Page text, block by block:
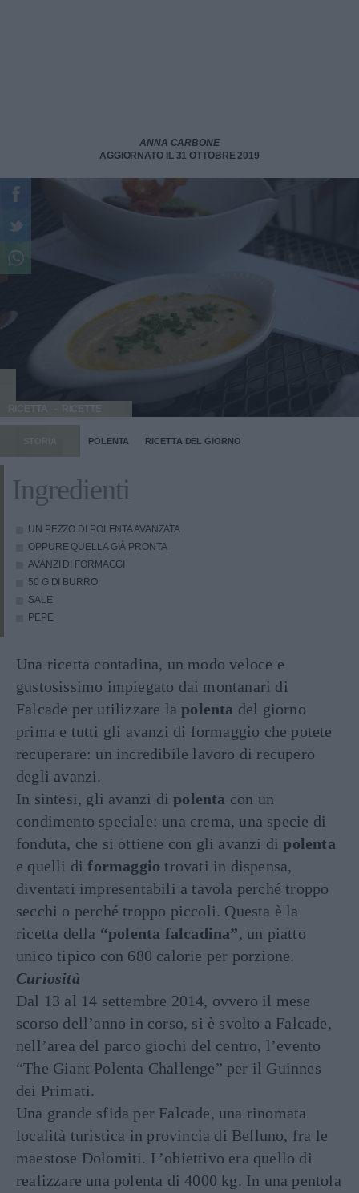
ANNA CARBONE
AGGIORNATO IL 31 OTTOBRE 2019
RICETTA
STORIA POLENTA RICETTA DEL GIORNO
Ingredienti
UN PEZZO DI POLENTA AVANZATA
OPPURE QUELLA GIÀ PRONTA
AVANZI DI FORMAGGI
50 G DI BURRO
SALE
PEPE
Una ricetta contadina, un modo veloce e
gustosissimo impiegato dai montanari di
Falcade per utilizzare lapolenta del giorno
prima e tutti gli avanzi di formaggio che potete
recuperare: un incredibile lavoro di recupero
degli avanzi.
In sintesi, gli avanzi dipolenta con un
condimento speciale: una crema, una specie di
fonduta, che si ottiene con gli avanzi dipolenta
e quelli diformaggiotrovati in dispensa,
diventati impresentabili a tavola perché troppo
secchi o perché troppo piccoli. Questa è la
ricetta della “polenta falcadina”, un piatto
unico tipico con 680 calorie per porzione.
Curiosità
Dal 13 al 14 settembre 2014, ovvero il mese
scorso dell’anno in corso, si è svolto a Falcade,
nell’area del parco giochi del centro, l’evento
“The Giant Polenta Challenge” per il Guinnes
dei Primati.
Una grande sfida per Falcade, una rinomata
località turistica in provincia di Belluno, fra le
maestose Dolomiti. L’obiettivo era quello di
realizzare una polenta di 4000 kg. In una pentola